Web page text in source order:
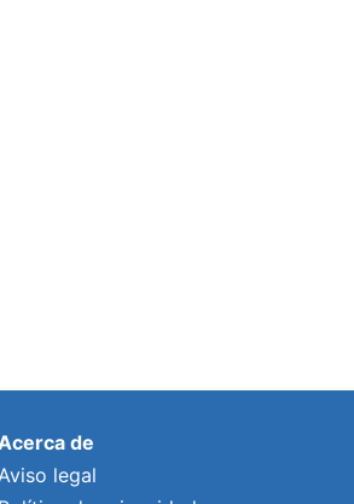
de
legal